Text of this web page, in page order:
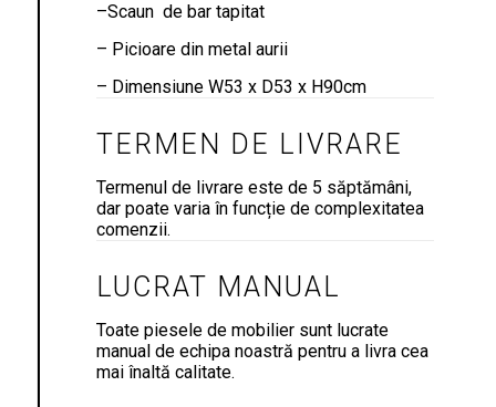
–Scaun de bar tapitat
– Picioare din metal aurii
– Dimensiune W53 x D53 x H90cm
TERMEN DE LIVRARE
Termenul de livrare este de 5 săptămâni,
dar poate varia în funcție de complexitatea
comenzii.
LUCRAT MANUAL
Toate piesele de mobilier sunt lucrate
manual de echipa noastră pentru a livra cea
mai înaltă calitate.